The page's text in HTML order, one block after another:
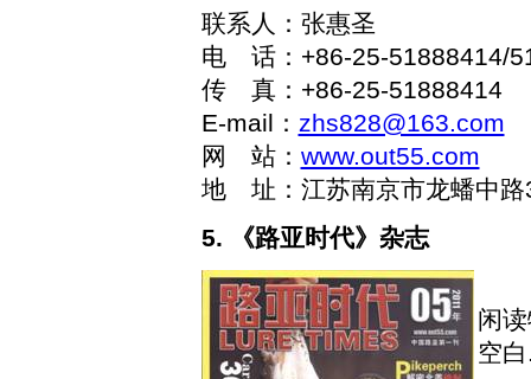
联系人：张惠圣
电 话： +86-25-51888414/
传 真： +86-25-51888414
E-mail ： zhs828@163.com
网 站： www.out55.com
地 址：江苏南京市龙蟠中路
5.
《路亚时代》杂志
闲
空白